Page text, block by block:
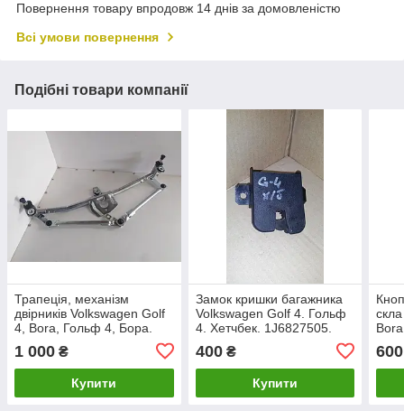
Повернення товару впродовж 14 днів за домовленістю
Всі умови повернення
Подібні товари компанії
Трапеція, механізм
двірників Volkswagen Golf
4, Bora, Гольф 4, Бора.
1 000 ₴
Купити
Замок кришки багажника
Volkswagen Golf 4. Гольф
4. Хетчбек. 1J6827505.
400₴
Купити
600